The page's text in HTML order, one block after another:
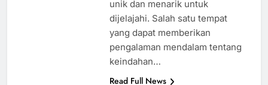
unik dan menarik untuk
dijelajahi. Salah satu tempat
yang dapat memberikan
pengalaman mendalam tentang
keindahan…
Read Full News